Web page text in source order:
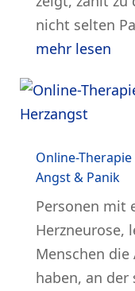
nicht selten
mehr lesen
Online-
Angst & Panik
Personen mit
Herzneurose,
Menschen
haben, an